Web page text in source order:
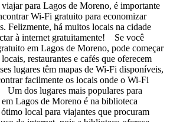
viajar para Lagos de Moreno, é importante
Wi-Fi gratuito para economizar
Felizmente, há muitos locais na cidade
à internet gratuitamente! Se você
em Lagos de Moreno, pode começar
restaurantes e cafés que oferecem
lugares têm mapas de Wi-Fi disponíveis,
facilmente os locais onde o Wi-Fi
dos lugares mais populares para
Lagos de Moreno é na biblioteca
local para viajantes que procuram